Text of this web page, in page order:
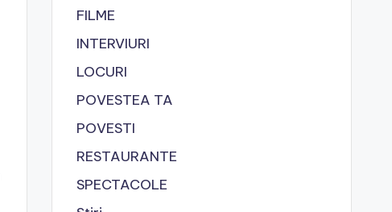
FILME
INTERVIURI
LOCURI
POVESTEA TA
POVESTI
RESTAURANTE
SPECTACOLE